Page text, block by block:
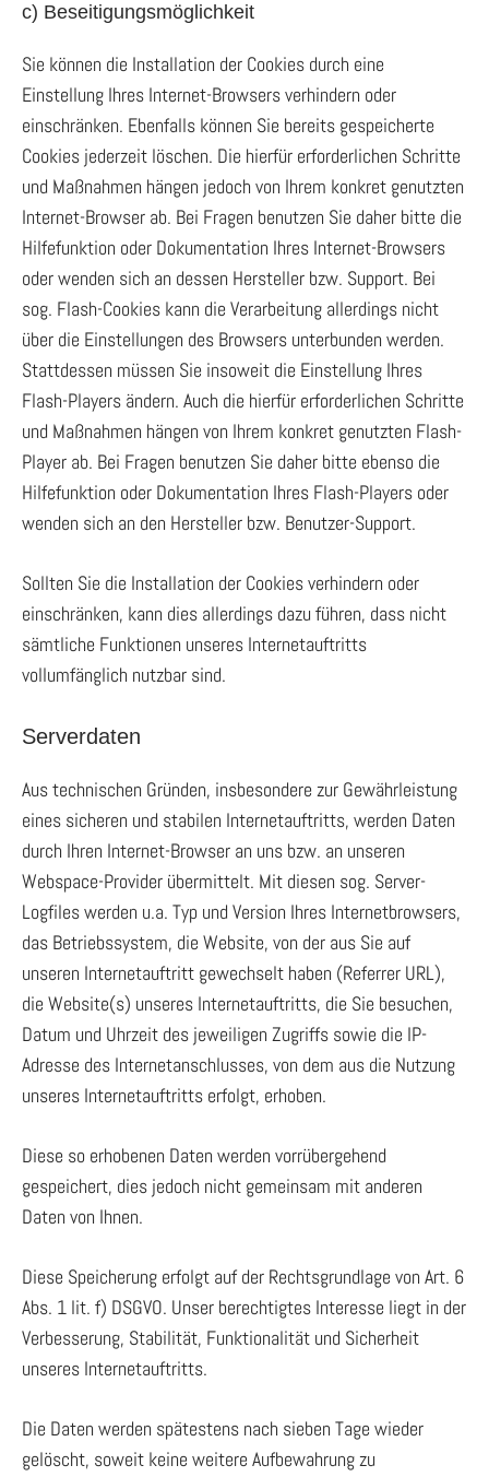
c) Beseitigungsmöglichkeit
Sie können die Installation der Cookies durch eine
Einstellung Ihres Internet-Browsers verhindern oder
einschränken. Ebenfalls können Sie bereits gespeicherte
Cookies jederzeit löschen. Die hierfür erforderlichen Schritte
und Maßnahmen hängen jedoch von Ihrem konkret genutzten
Internet-Browser ab. Bei Fragen benutzen Sie daher bitte die
Hilfefunktion oder Dokumentation Ihres Internet-Browsers
oder wenden sich an dessen Hersteller bzw. Support. Bei
sog. Flash-Cookies kann die Verarbeitung allerdings nicht
über die Einstellungen des Browsers unterbunden werden.
Stattdessen müssen Sie insoweit die Einstellung Ihres
Flash-Players ändern. Auch die hierfür erforderlichen Schritte
und Maßnahmen hängen von Ihrem konkret genutzten Flash-
Player ab. Bei Fragen benutzen Sie daher bitte ebenso die
Hilfefunktion oder Dokumentation Ihres Flash-Players oder
wenden sich an den Hersteller bzw. Benutzer-Support.
Sollten Sie die Installation der Cookies verhindern oder
einschränken, kann dies allerdings dazu führen, dass nicht
sämtliche Funktionen unseres Internetauftritts
vollumfänglich nutzbar sind.
Serverdaten
Aus technischen Gründen, insbesondere zur Gewährleistung
eines sicheren und stabilen Internetauftritts, werden Daten
durch Ihren Internet-Browser an uns bzw. an unseren
Webspace-Provider übermittelt. Mit diesen sog. Server-
Logfiles werden u.a. Typ und Version Ihres Internetbrowsers,
das Betriebssystem, die Website, von der aus Sie auf
unseren Internetauftritt gewechselt haben (Referrer URL),
die Website(s) unseres Internetauftritts, die Sie besuchen,
Datum und Uhrzeit des jeweiligen Zugriffs sowie die IP-
Adresse des Internetanschlusses, von dem aus die Nutzung
unseres Internetauftritts erfolgt, erhoben.
Diese so erhobenen Daten werden vorrübergehend
gespeichert, dies jedoch nicht gemeinsam mit anderen
Daten von Ihnen.
Diese Speicherung erfolgt auf der Rechtsgrundlage von Art. 6
Abs. 1 lit. f) DSGVO. Unser berechtigtes Interesse liegt in der
Verbesserung, Stabilität, Funktionalität und Sicherheit
unseres Internetauftritts.
Die Daten werden spätestens nach sieben Tage wieder
gelöscht, soweit keine weitere Aufbewahrung zu